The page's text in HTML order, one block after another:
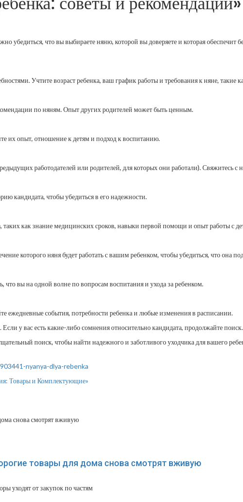
что вы выбираете няню, которой вы доверяете и которая обеспечит
Учтите возраст ребенка, ваш график работы и требования к няне, такие
по няням. Опыт других родителей может быть ценным.
их опыт, отношение к детям и подход к воспитанию.
работодателей или родителей, для которых они работали). Свяжитесь
кандидата, чтобы убедиться в его надежности.
таких как знание медицинских сроков, навыки первой помощи и опыт работы с
которого няня будет работать с вашим ребенком, чтобы убедиться, что она
что вы на одной волне по вопросам воспитания и ухода за ребенком.
события, потребности ребенка и любые изменения в расписании.
у вас есть какие-либо сомнения относительно кандидата, продолжайте поиск.
поиск, чтобы найти надежного и заботливого уходчика для вашего
nyanya-dlya-rebenka
Товары и Комплектующие»
товары для дома снова смотрят вживую